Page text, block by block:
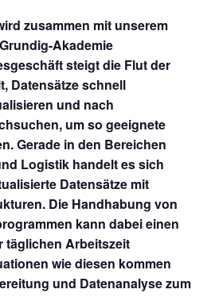
zusammen mit unserem
Akademie
steigt die Flut der
Datensätze schnell
und nach
um so geeignete
Gerade in den Bereichen
Logistik handelt es sich
Datensätze mit
Die Handhabung von
kann dabei einen
täglichen Arbeitszeit
wie diesen kommen
und Datenanalyse zum